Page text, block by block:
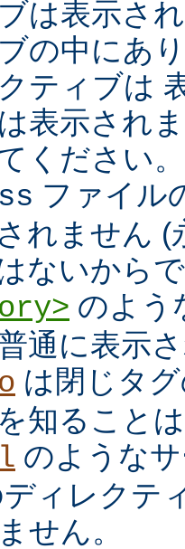
は表示さ
の中にあ
ティブは
表示され
ください
ファイル
れません (
ないから
のよう
通に表示
は閉じタ
知ること
のような
ィレクテ
せん。